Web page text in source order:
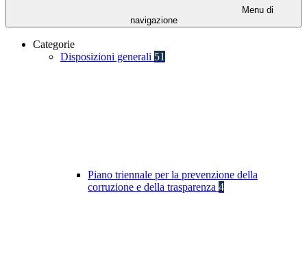
Menu di
navigazione
Categorie
Disposizioni generali 51
Piano triennale per la prevenzione della
corruzione e della trasparenza 4